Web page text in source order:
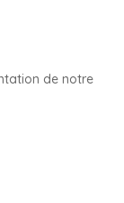
de notre